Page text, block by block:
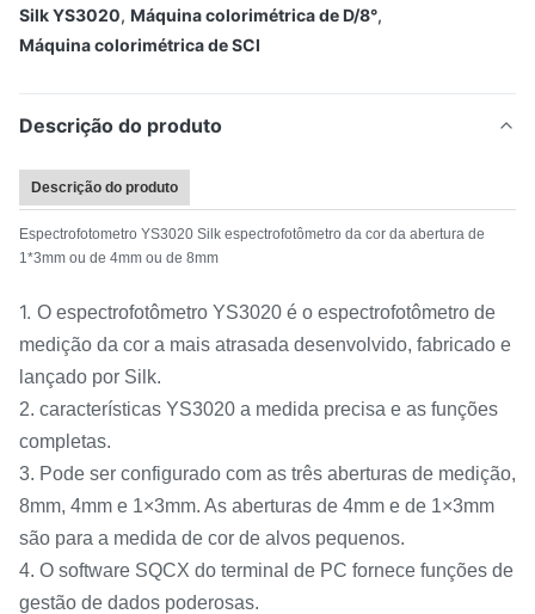
Silk YS3020, Máquina colorimétrica de D/8°,
Máquina colorimétrica de SCI
Descrição do produto
Descrição do produto
Espectrofotometro YS3020 Silk espectrofotômetro da cor da abertura de
1*3mm ou de 4mm ou de 8mm
1. O espectrofotômetro YS3020 é o espectrofotômetro de
medição da cor a mais atrasada desenvolvido, fabricado e
lançado por Silk.
2. características YS3020 a medida precisa e as funções
completas.
3. Pode ser configurado com as três aberturas de medição,
8mm, 4mm e 1×3mm. As aberturas de 4mm e de 1×3mm
são para a medida de cor de alvos pequenos.
4. O software SQCX do terminal de PC fornece funções de
gestão de dados poderosas.